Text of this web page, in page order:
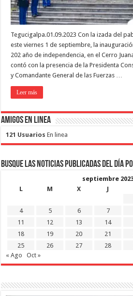
Tegucigalpa.01.09.2023 Con la izada del
este viernes 1 de septiembre, la
202 año de independencia, en el Cerro
contó con la presencia de la Presidenta
y Comandante General de las Fuerzas …
Leer más
Amigos en Linea
121 Usuarios En linea
Busque las noticias publicadas del día
septiembre
L
M X J
4
5 6 7
11
12 13 14
18
19 20 21
25
26 27 28
« Ago
Oct »